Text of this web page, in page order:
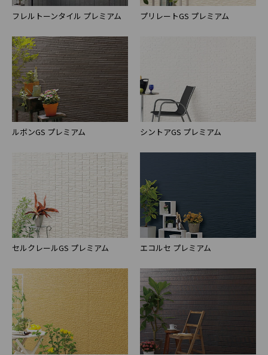
フレルトーンタイル プレミアム プリレートGS プレミアム
ルボンGS プレミアム シントアGS プレミアム
セルクレールGS プレミアム エコルセ プレミアム